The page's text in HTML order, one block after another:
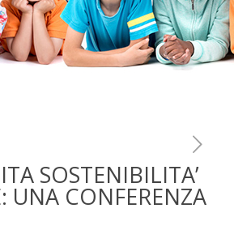
SOSTENIBILITA’
UNA CONFERENZA